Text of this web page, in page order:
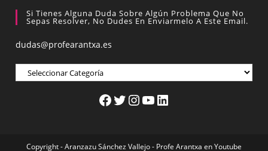
Si Tienes Alguna Duda Sobre Algún Problema Que No
Sepas Resolver, No Dudes En Enviarmelo A Este Email.
dudas@profearantxa.es
Copyright - Aranzazu Sánchez Vallejo - Profe Arantxa en Youtube